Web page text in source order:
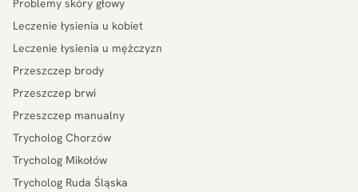
Problemy skóry głowy
Leczenie łysienia u kobiet
Leczenie łysienia u mężczyzn
Przeszczep brody
Przeszczep brwi
Przeszczep manualny
Trycholog Chorzów
Trycholog Mikołów
Trycholog Ruda Śląska